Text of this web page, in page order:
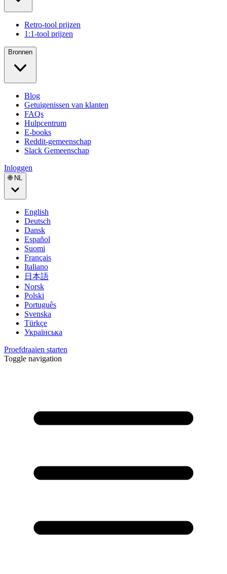
Retro-tool prijzen
1:1-tool prijzen
Bronnen
Blog
Getuigenissen van klanten
FAQs
Hulpcentrum
E-books
Reddit-gemeenschap
Slack Gemeenschap
Inloggen
🌐 NL
English
Deutsch
Dansk
Español
Suomi
Français
Italiano
日本語
Norsk
Polski
Português
Svenska
Türkçe
Українська
Proefdraaien starten
Toggle navigation